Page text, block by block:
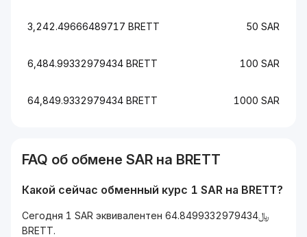
3,242.49666489717 BRETT 50 SAR
6,484.99332979434 BRETT 100 SAR
64,849.9332979434 BRETT 1000 SAR
FAQ об обмене SAR на BRETT
Какой сейчас обменный курс 1 SAR на BRETT?
Сегодня 1 SAR эквивалентен ﷼64.8499332979434
BRETT.